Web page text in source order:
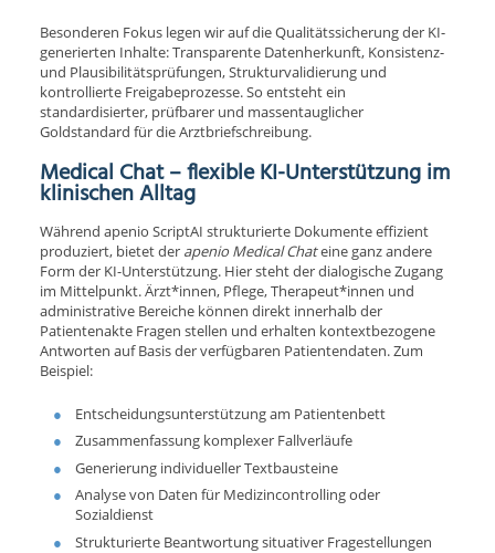
Besonderen Fokus legen wir auf die Qualitätssicherung der KI-
generierten Inhalte: Transparente Datenherkunft, Konsistenz-
und Plausibilitätsprüfungen, Strukturvalidierung und
kontrollierte Freigabeprozesse. So entsteht ein
standardisierter, prüfbarer und massentauglicher
Goldstandard für die Arztbriefschreibung.
Medical Chat – flexible KI-Unterstützung im
klinischen Alltag
Während apenio ScriptAI strukturierte Dokumente effizient
produziert, bietet der apenioMedical Chateine ganz andere
Form der KI-Unterstützung. Hier steht der dialogische Zugang
im Mittelpunkt. Ärzt*innen, Pflege, Therapeut*innen und
administrative Bereiche können direkt innerhalb der
Patientenakte Fragen stellen und erhalten kontextbezogene
Antworten auf Basis der verfügbaren Patientendaten. Zum
Beispiel:
Entscheidungsunterstützung am Patientenbett
Zusammenfassung komplexer Fallverläufe
Generierung individueller Textbausteine
Analyse von Daten für Medizincontrolling oder
Sozialdienst
Strukturierte Beantwortung situativer Fragestellungen